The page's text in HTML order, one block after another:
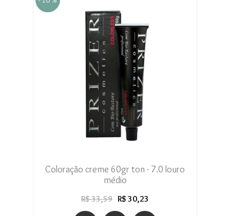
Coloração creme 60gr ton - 7.0 louro
médio
R$ 33,59 R$ 30,23